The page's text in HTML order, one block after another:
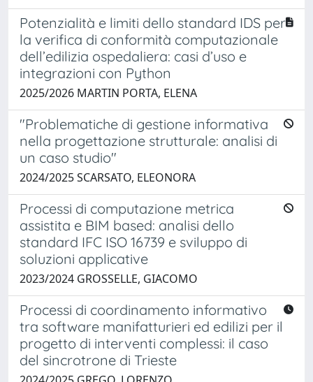
Potenzialità e limiti dello standard IDS per
la verifica di conformità computazionale
dell’edilizia ospedaliera: casi d’uso e
integrazioni con Python
2025/2026 MARTIN PORTA, ELENA
"Problematiche di gestione informativa
nella progettazione strutturale: analisi di
un caso studio"
2024/2025 SCARSATO, ELEONORA
Processi di computazione metrica
assistita e BIM based: analisi dello
standard IFC ISO 16739 e sviluppo di
soluzioni applicative
2023/2024 GROSSELLE, GIACOMO
Processi di coordinamento informativo
tra software manifatturieri ed edilizi per il
progetto di interventi complessi: il caso
del sincrotrone di Trieste